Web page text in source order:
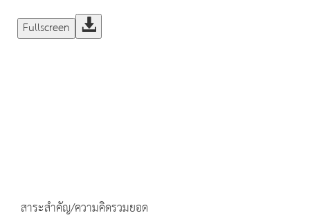
Fullscreen
สาระสำคัญ/ความคิดรวมยอด